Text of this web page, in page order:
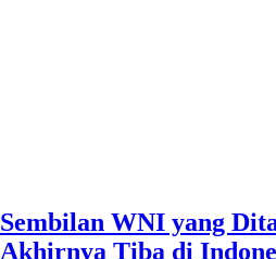
Sembilan WNI yang
Akhirnya Tiba di